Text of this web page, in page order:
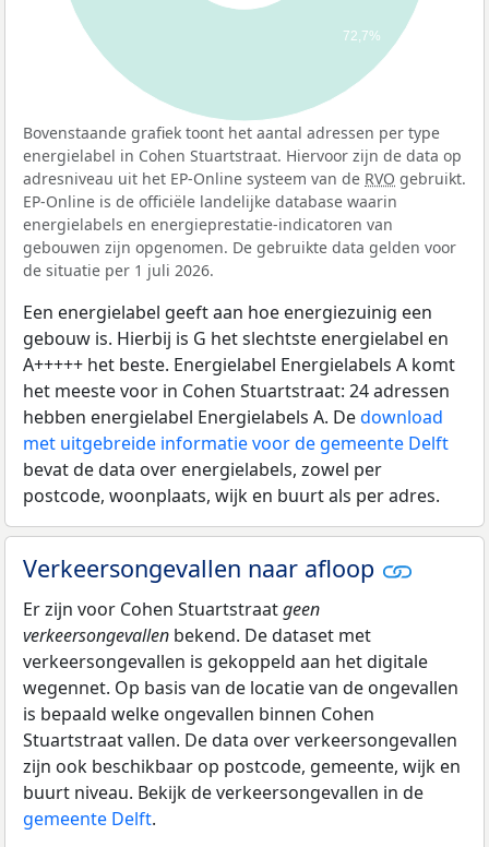
72,7%
Bovenstaande grafiek toont het aantal adressen per type
energielabel in Cohen Stuartstraat. Hiervoor zijn de data op
adresniveau uit het EP-Online systeem van de RVO gebruikt.
EP-Online is de officiële landelijke database waarin
energielabels en energieprestatie-indicatoren van
gebouwen zijn opgenomen. De gebruikte data gelden voor
de situatie per 1 juli 2026.
Een energielabel geeft aan hoe energiezuinig een
gebouw is. Hierbij is G het slechtste energielabel en
A+++++ het beste. Energielabel Energielabels A komt
het meeste voor in Cohen Stuartstraat: 24 adressen
hebben energielabel Energielabels A. Dedownload
met uitgebreide informatie voor de gemeente Delft
bevat de data over energielabels, zowel per
postcode, woonplaats, wijk en buurt als per adres.
Verkeersongevallen naar afloop
Er zijn voor Cohen Stuartstraatgeen
verkeersongevallen bekend. De dataset met
verkeersongevallen is gekoppeld aan het digitale
wegennet. Op basis van de locatie van de ongevallen
is bepaald welke ongevallen binnen Cohen
Stuartstraat vallen. De data over verkeersongevallen
zijn ook beschikbaar op postcode, gemeente, wijk en
buurt niveau. Bekijk de verkeersongevallen in de
gemeente Delft.